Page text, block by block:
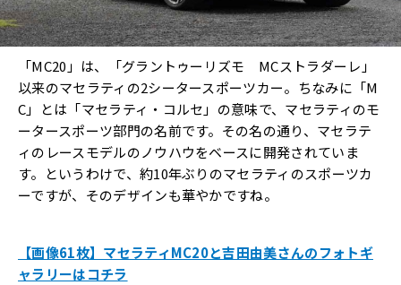
「MC20」は、「グラントゥーリズモ MCストラダーレ」
以来のマセラティの2シータースポーツカー。ちなみに「M
C」とは「マセラティ・コルセ」の意味で、マセラティのモ
ータースポーツ部門の名前です。その名の通り、マセラテ
ィのレースモデルのノウハウをベースに開発されていま
す。というわけで、約10年ぶりのマセラティのスポーツカ
ーですが、そのデザインも華やかですね。
【画像61枚】マセラティMC20と吉田由美さんのフォトギ
ャラリーはコチラ